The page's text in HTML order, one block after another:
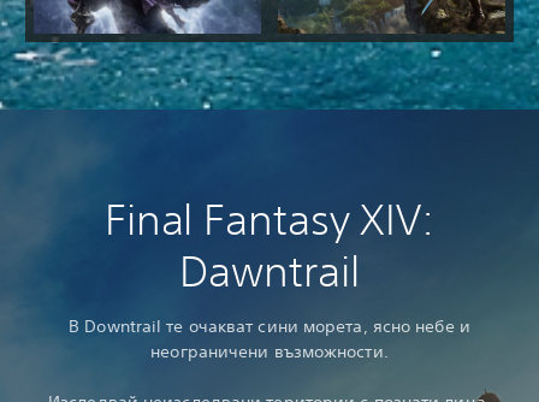
Final Fantasy XIV:
Dawntrail
В Downtrail те очакват сини морета, ясно небе и
неограничени възможности.